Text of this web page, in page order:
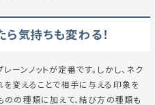
気持ちも変わる！
ーンノットが定番です。しかし、ネク
変えることで相手に与える印象を
のの種類に加えて、結び方の種類も